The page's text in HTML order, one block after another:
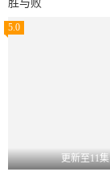
胜与败
5.0
更新至11集